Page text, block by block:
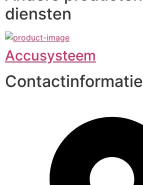
diensten
Accusysteem
Contactinformatie